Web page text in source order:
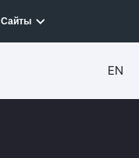
Сайты
EN